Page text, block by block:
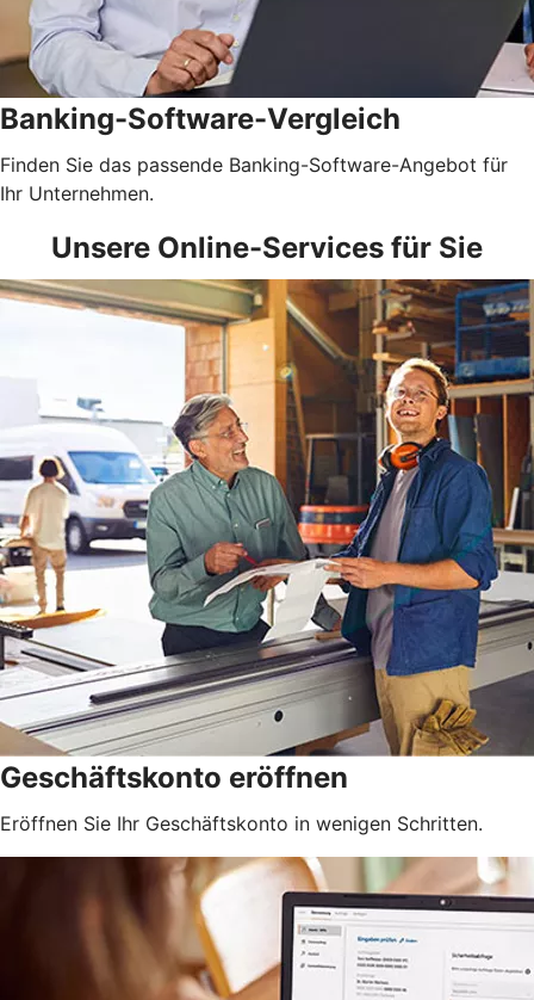
Banking-Software-Vergleich
Finden Sie das passende Banking-Software-Angebot für
Ihr Unternehmen.
Unsere Online-Services für Sie
Geschäftskonto eröffnen
Eröffnen Sie Ihr Geschäftskonto in wenigen Schritten.